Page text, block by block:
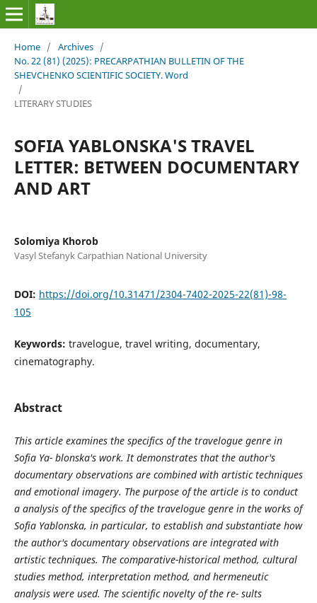
Home / Archives /
No. 22 (81) (2025): PRECARPATHIAN BULLETIN OF THE
SHEVCHENKO SCIENTIFIC SOCIETY. Word
/
LITERARY STUDIES
SOFIA YABLONSKA'S TRAVEL
LETTER: BETWEEN DOCUMENTARY
AND ART
Solomiya Khorob
Vasyl Stefanyk Carpathian National University
DOI: https://doi.org/10.31471/2304-7402-2025-22(81)-98-
105
Keywords: travelogue, travel writing, documentary,
cinematography.
Abstract
This article examines the specifics of the travelogue genre in
Sofia Ya- blonska's work. It demonstrates that the author's
documentary observations are combined with artistic techniques
and emotional imagery. The purpose of the article is to conduct
a analysis of the specifics of the travelogue genre in the works of
Sofia Yablonska, in particular, to establish and substantiate how
the author's documentary observations are integrated with
artistic techniques. The comparative-historical method, cultural
studies method, interpretation method, and hermeneutic
analysis were used. The scientific novelty of the re- sults